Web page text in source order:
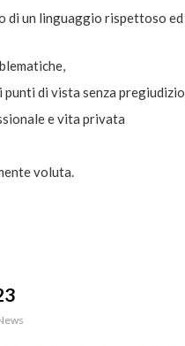
di un linguaggio rispettoso
di vista senza
e vita privata
voluta.